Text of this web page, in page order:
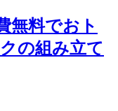
無料でおト
の組み立て